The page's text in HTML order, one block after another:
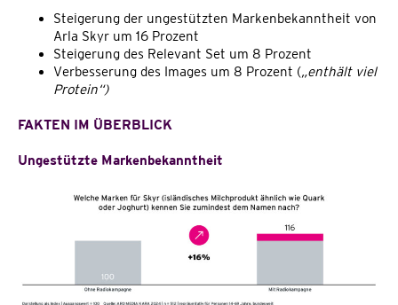
Steigerung der ungestützten Markenbekanntheit von
Arla Skyr um 16 Prozent
Steigerung des Relevant Set um 8 Prozent
Verbesserung des Images um 8 Prozent („enthält viel
Protein“)
FAKTEN IM ÜBERBLICK
Ungestützte Markenbekanntheit